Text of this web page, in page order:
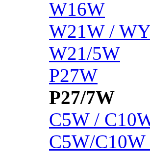
W16W
W21W /
W21/5W
P27W
P27/7W
C5W /
C5W/